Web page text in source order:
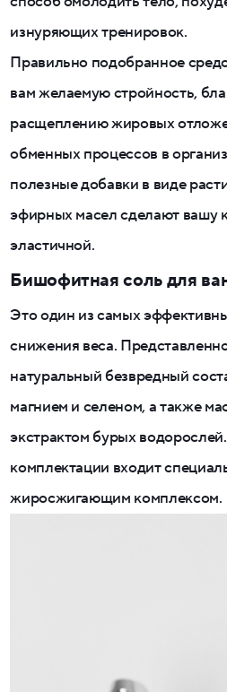
изнуряющих тренировок.
Правильно подобранное
вам желаемую стройность,
расщеплению жировых
обменных процессов в
полезные добавки в виде
эфирных масел сделают вашу
эластичной.
Бишофитная соль для
Это один из самых
снижения веса.
натуральный безвредный
магнием и селеном, а также
экстрактом бурых
комплектации входит
жиросжигающим комплексом.